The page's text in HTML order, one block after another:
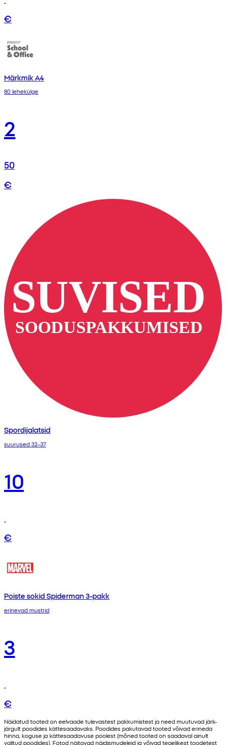
€
Märkmik A4
80 lehekülge
2
50
€
Spordijalatsid
suurused 32–37
10
€
Poiste sokid Spiderman 3-pakk
erinevad mustrid
3
€
Näidatud tooted on eelvaade tulevastest pakkumistest ja need muutuvad järk-
järgult poodides kättesaadavaks. Poodides pakutavad tooted võivad erineda
hinna, koguse ja kättesaadavuse poolest (mõned tooted on saadaval ainult
valitud poodides). Fotod näitavad näidismudeleid ja võivad tegelikest toodetest